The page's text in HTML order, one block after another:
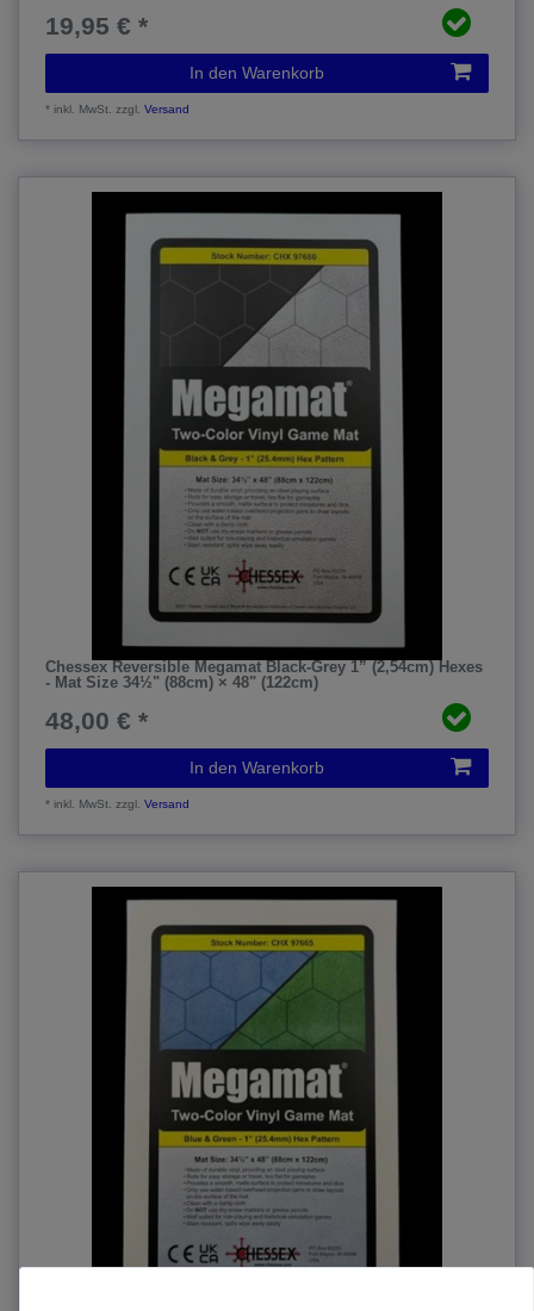
19,95 € *
In den Warenkorb
*inkl. MwSt. zzgl.Versand
Chessex Reversible Megamat Black-Grey 1” (2,54cm) Hexes
- Mat Size 34½" (88cm) × 48" (122cm)
48,00 € *
In den Warenkorb
*inkl. MwSt. zzgl.Versand